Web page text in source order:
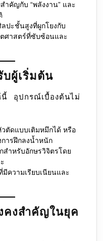
คัญกับ “พลังงาน” และ
ลปะชั้นสูงที่ผูกโยงกับ
ศาสตร์ที่ซับซ้อนและ
ผู้เริ่มต้น
นี้ อุปกรณ์เบื้องต้นไม่
วตัดแบบเติมหมึกได้ หรือ
ารฝึกลงน้ำหนัก
สำหรับอักษรวิจิตรโดย
มีความเรียบเนียนและ
คงสำคัญในยุค